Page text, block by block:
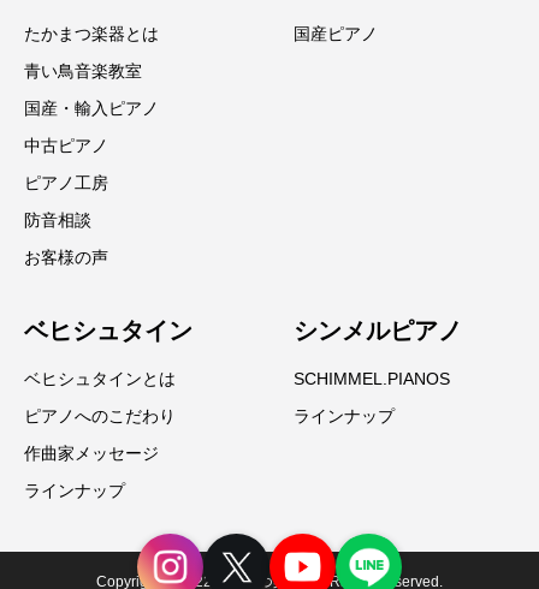
たかまつ楽器とは
青い鳥音楽教室
国産・輸入ピアノ
中古ピアノ
ピアノ工房
防音相談
お客様の声
国産ピアノ
ベヒシュタイン
ベヒシュタインとは
ピアノへのこだわり
作曲家メッセージ
ラインナップ
シンメルピアノ
SCHIMMEL.PIANOS
ラインナップ
Copyright © 2022 たかまつ楽器. All Rights Reserved.